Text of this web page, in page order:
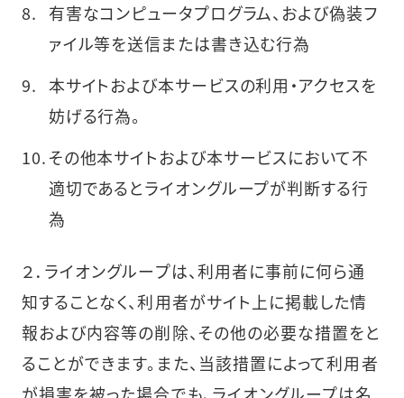
有害なコンピュータプログラム、および偽装フ
ァイル等を送信または書き込む行為
本サイトおよび本サービスの利用・アクセスを
妨げる行為。
その他本サイトおよび本サービスにおいて不
適切であるとライオングループが判断する行
為
２．ライオングループは、利用者に事前に何ら通
知することなく、利用者がサイト上に掲載した情
報および内容等の削除、その他の必要な措置をと
ることができます。また、当該措置によって利用者